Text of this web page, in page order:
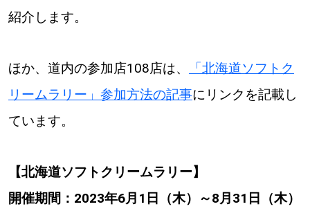
紹介します。
ほか、道内の参加店108店は、
「北海道ソフトク
リームラリー」参加方法の記事にリンクを記載し
ています。
【北海道ソフトクリームラリー】
開催期間：2023年6月1日（木）～8月31日（木）